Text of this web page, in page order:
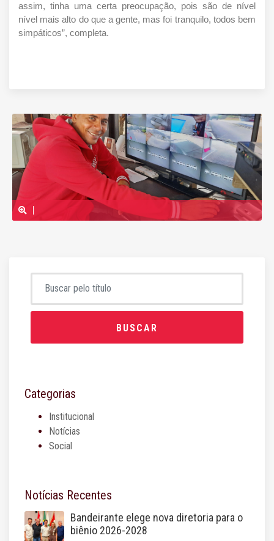
assim, tinha uma certa preocupação, pois são de nível
nível mais alto do que a gente, mas foi tranquilo, todos bem
simpáticos”, completa.
BUSCAR
Categorias
Institucional
Notícias
Social
Notícias Recentes
Bandeirante elege nova diretoria para o
biênio 2026-2028